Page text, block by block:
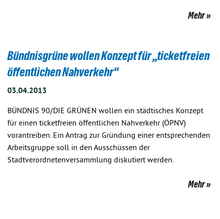
Mehr
Bündnisgrüne wollen Konzept für „ticketfreien
öffentlichen Nahverkehr“
03.04.2013
BÜNDNIS 90/DIE GRÜNEN wollen ein städtisches Konzept
für einen ticketfreien öffentlichen Nahverkehr (ÖPNV)
vorantreiben. Ein Antrag zur Gründung einer entsprechenden
Arbeitsgruppe soll in den Ausschüssen der
Stadtverordnetenversammlung diskutiert werden.
Mehr